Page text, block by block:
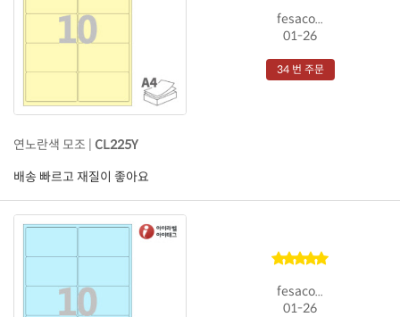
fesaco...
01-26
34 번 주문
연노란색 모조 | CL225Y
배송 빠르고 재질이 좋아요
fesaco...
01-26